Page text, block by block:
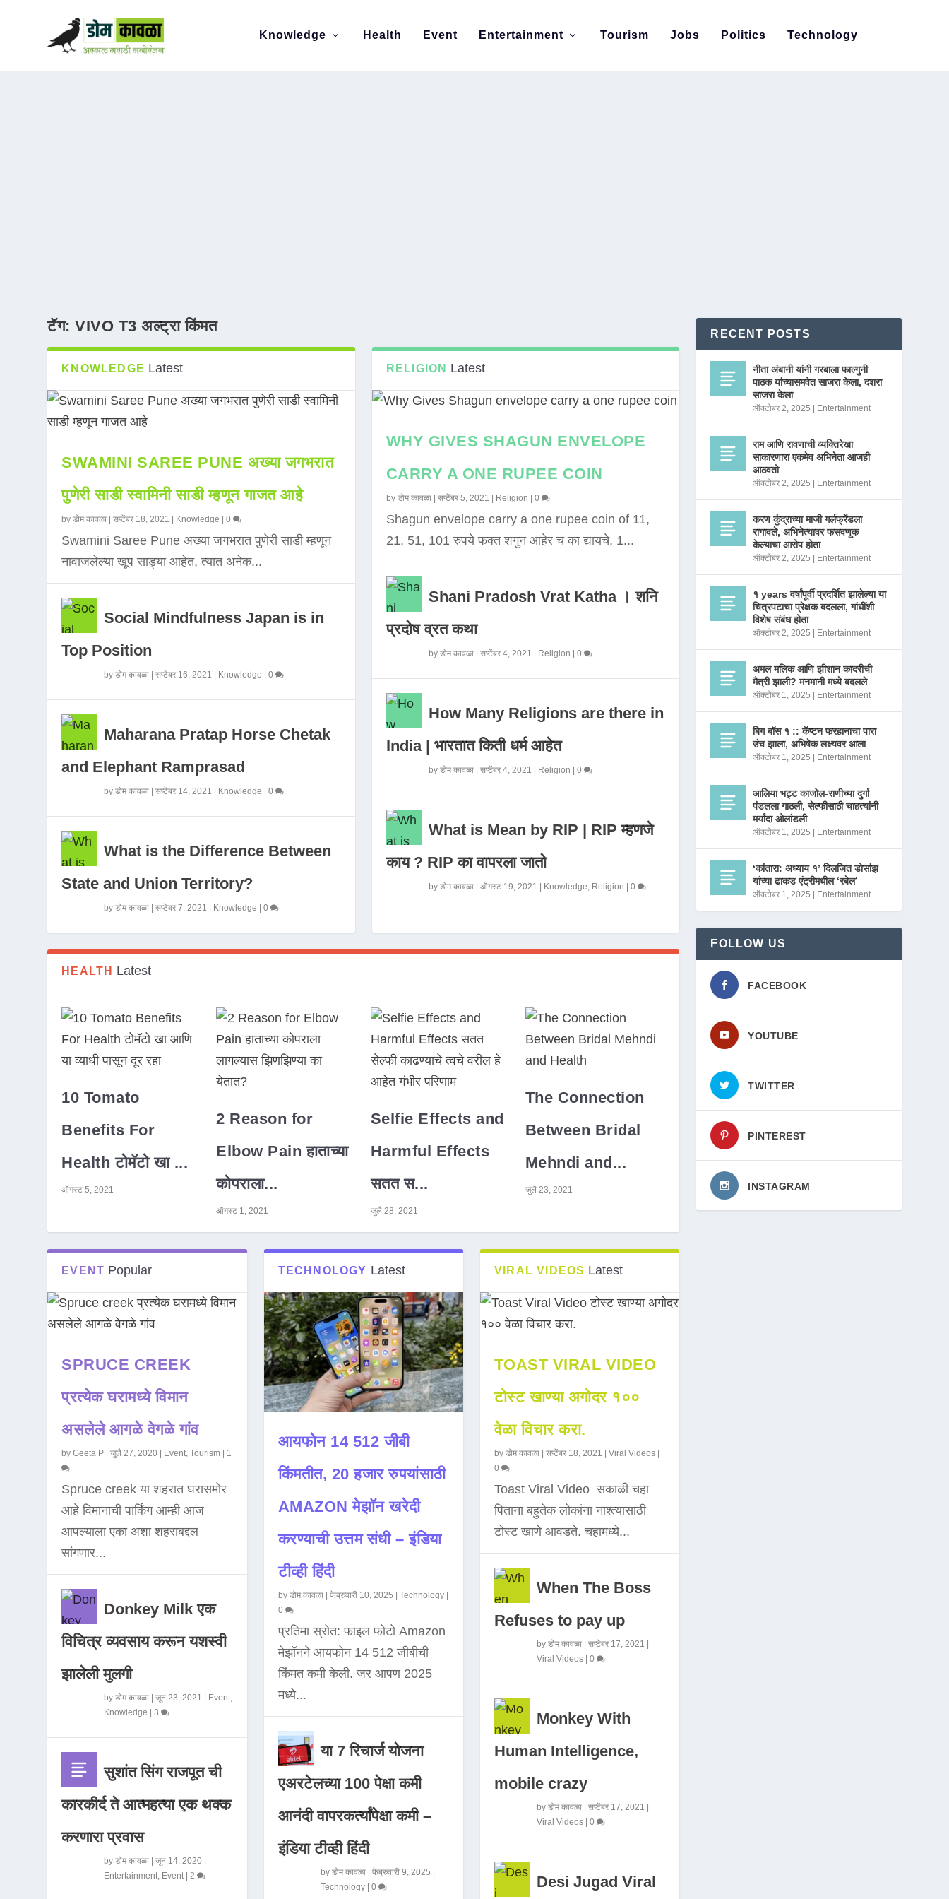
Knowledge Health Event Entertainment Tourism Jobs Politics Technology
टॅग:VIVO T3 अल्ट्रा किंमत
KNOWLEDGE Latest
SWAMINI SAREE PUNE अख्या जगभरात
पुणेरी साडी स्वामिनी साडी म्हणून गाजत आहे
byडोम कावळा |सप्टेंबर 18, 2021 Knowledge |0
Swamini Saree Pune अख्या जगभरात पुणेरी साडी म्हणून
नावाजलेल्या खूप साड्या आहेत, त्यात अनेक...
Social Mindfulness Japan is in
Top Position
byडोम कावळा |सप्टेंबर 16, 2021 Knowledge |0
Maharana Pratap Horse Chetak
and Elephant Ramprasad
byडोम कावळा |सप्टेंबर 14, 2021 Knowledge |0
What is the Difference Between
State and Union Territory?
byडोम कावळा |सप्टेंबर 7, 2021 Knowledge |0
RELIGION Latest
WHY GIVES SHAGUN ENVELOPE
CARRY A ONE RUPEE COIN
by डोम कावळा| सप्टेंबर 5, 2021 Religion 0
Shagun envelope carry a one rupee coin of 11,
21, 51, 101 रुपये फक्त शगुन आहेर च का द्यायचे, 1...
Shani Pradosh Vrat Katha । शनि
प्रदोष व्रत कथा
by डोम कावळा| सप्टेंबर 4, 2021 Religion 0
How Many Religions are there in
India | भारतात किती धर्म आहेत
by डोम कावळा| सप्टेंबर 4, 2021 Religion 0
What is Mean by RIP | RIP म्हणजे
काय ? RIP का वापरला जातो
by डोम कावळा| ऑगस्ट 19, 2021 Knowledge, Religion 0
HEALTH Latest
10 Tomato
Benefits For
Health टोमॅटो खा ...
ऑगस्ट 5, 2021
2 Reason for
Elbow Pain हाताच्या
कोपराला...
ऑगस्ट 1, 2021
Selfie Effects and
Harmful Effects
सतत स...
जुलै 28, 2021
The Connection
Between Bridal
Mehndi and...
जुलै 23, 2021
EVENT Popular
SPRUCE CREEK
प्रत्येक घरामध्ये विमान
असलेले आगळे वेगळे गांव
byGeeta P |जुलै 27, 2020 | Event ,Tourism | 1
Spruce creek या शहरात घरासमोर
आहे विमानाची पार्किंग आम्ही आज
आपल्याला एका अशा शहराबद्दल
सांगणार...
Donkey Milk एक
विचित्र व्यवसाय करून यशस्वी
झालेली मुलगी
byडोम कावळा |जून 23, 2021 | Event
Knowledge |3
सुशांत सिंग राजपूत ची
कारकीर्द ते आत्महत्या एक थक्क
करणारा प्रवास
byडोम कावळा |जून 14, 2020 |
Entertainment Event | 2
TECHNOLOGY Latest
आयफोन 14 512 जीबी
किंमतीत, 20 हजार रुपयांसाठी
AMAZON मेझॉन खरेदी
करण्याची उत्तम संधी – इंडिया
टीव्ही हिंदी
by डोम कावळा| फेब्रुवारी 10, 2025 Technology|
0
प्रतिमा स्रोत: फाइल फोटो Amazon
मेझॉनने आयफोन 14 512 जीबीची
किंमत कमी केली. जर आपण 2025
मध्ये...
या 7 रिचार्ज योजना
एअरटेलच्या 100 पेक्षा कमी
आनंदी वापरकर्त्यांपेक्षा कमी –
इंडिया टीव्ही हिंदी
by डोम कावळा| फेब्रुवारी 9, 2025
Technology| 0
VIRAL VIDEOS Latest
TOAST VIRAL VIDEO
टोस्ट खाण्या अगोदर १००
वेळा विचार करा.
by डोम कावळा| सप्टेंबर 18, 2021 | Viral Videos|
0
Toast Viral Video सकाळी चहा
पिताना बहुतेक लोकांना नाश्त्यासाठी
टोस्ट खाणे आवडते. चहामध्ये...
When The Boss
Refuses to pay up
by डोम कावळा| सप्टेंबर 17, 2021 |
Viral Videos| 0
Monkey With
Human Intelligence,
mobile crazy
by डोम कावळा| सप्टेंबर 17, 2021 |
Viral Videos| 0
Desi Jugad Viral
RECENT POSTS
नीता अंबानी यांनी गरबाला फाल्गुनी
पाठक यांच्यासमवेत साजरा केला, दशरा
साजरा केला
ऑक्टोबर 2, 2025 Entertainment
राम आणि रावणाची व्यक्तिरेखा
साकारणारा एकमेव अभिनेता आजही
आठवतो
ऑक्टोबर 2, 2025 Entertainment
करण कुंद्राच्या माजी गर्लफ्रेंडला
रागावले, अभिनेत्यावर फसवणूक
केल्याचा आरोप होता
ऑक्टोबर 2, 2025 Entertainment
१ years वर्षांपूर्वी प्रदर्शित झालेल्या या
चित्रपटाचा प्रेक्षक बदलला, गांधींशी
विशेष संबंध होता
ऑक्टोबर 2, 2025 Entertainment
अमल मलिक आणि झीशान कादरीची
मैत्री झाली? मनमानी मध्ये बदलले
ऑक्टोबर 1, 2025 Entertainment
बिग बॉस १ :: कॅप्टन फरहानाचा पारा
उंच झाला, अभिषेक लक्ष्यवर आला
ऑक्टोबर 1, 2025 Entertainment
आलिया भट्ट काजोल-राणीच्या दुर्गा
पंडलला गाठली, सेल्फीसाठी चाहत्यांनी
मर्यादा ओलांडली
ऑक्टोबर 1, 2025 Entertainment
‘कांतारा: अध्याय १’ दिलजित डोसांझ
यांच्या ढाकड एंट्रीमधील ‘रबेल’
ऑक्टोबर 1, 2025 Entertainment
FOLLOW US
FACEBOOK
YOUTUBE
TWITTER
PINTEREST
INSTAGRAM